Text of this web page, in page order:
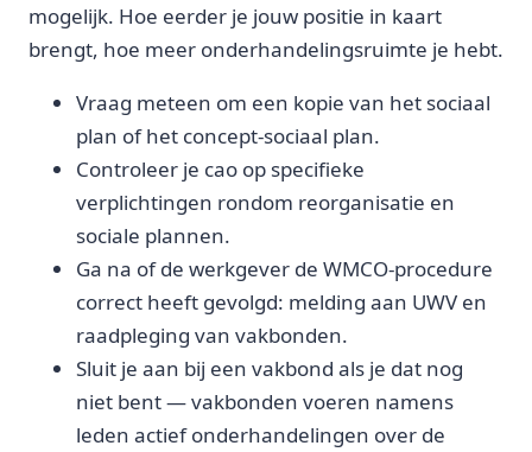
mogelijk. Hoe eerder je jouw positie in kaart
brengt, hoe meer onderhandelingsruimte je hebt.
Vraag meteen om een kopie van het sociaal
plan of het concept-sociaal plan.
Controleer je cao op specifieke
verplichtingen rondom reorganisatie en
sociale plannen.
Ga na of de werkgever de WMCO-procedure
correct heeft gevolgd: melding aan UWV en
raadpleging van vakbonden.
Sluit je aan bij een vakbond als je dat nog
niet bent — vakbonden voeren namens
leden actief onderhandelingen over de